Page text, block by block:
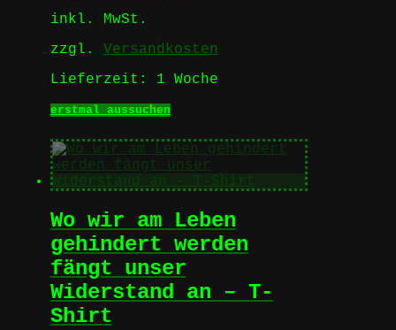
inkl. MwSt.
zzgl. Versandkosten
Lieferzeit: 1 Woche
erstmal aussuchenDieses
weist
mehrere
Varianten
auf.
Optionen
können
auf
der
Produktseite
gewählt
Wo wir am Leben
gehindert werden
fängt unser
Widerstand an – T-
Shirt